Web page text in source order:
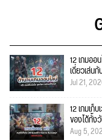
12 เกมอ
เดี่ยวเล่น
Jul 21,
12 เกมเก็
ของได้ทั้ง
Aug 5,